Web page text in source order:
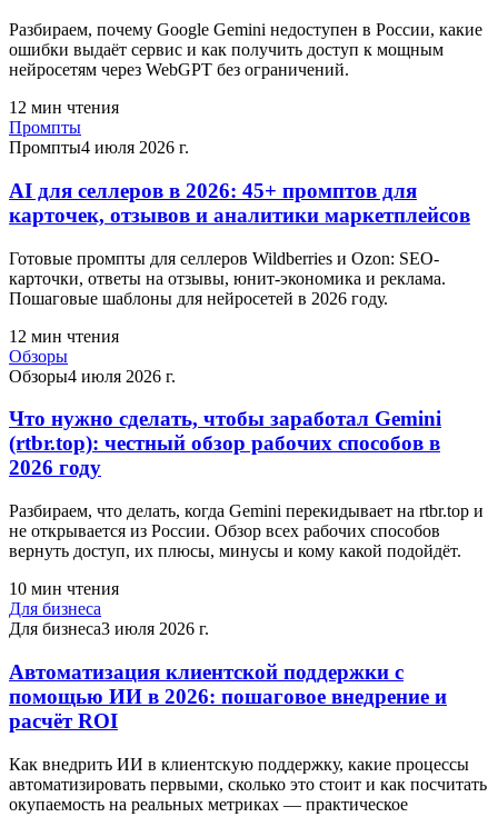
Разбираем, почему Google Gemini недоступен в России, какие
ошибки выдаёт сервис и как получить доступ к мощным
нейросетям через WebGPT без ограничений.
12 мин чтения
Промпты
Промпты4 июля 2026 г.
AI для селлеров в 2026: 45+ промптов для
карточек, отзывов и аналитики маркетплейсов
Готовые промпты для селлеров Wildberries и Ozon: SEO-
карточки, ответы на отзывы, юнит-экономика и реклама.
Пошаговые шаблоны для нейросетей в 2026 году.
12 мин чтения
Обзоры
Обзоры4 июля 2026 г.
Что нужно сделать, чтобы заработал Gemini
(rtbr.top): честный обзор рабочих способов в
2026 году
Разбираем, что делать, когда Gemini перекидывает на rtbr.top и
не открывается из России. Обзор всех рабочих способов
вернуть доступ, их плюсы, минусы и кому какой подойдёт.
10 мин чтения
Для бизнеса
Для бизнеса3 июля 2026 г.
Автоматизация клиентской поддержки с
помощью ИИ в 2026: пошаговое внедрение и
расчёт ROI
Как внедрить ИИ в клиентскую поддержку, какие процессы
автоматизировать первыми, сколько это стоит и как посчитать
окупаемость на реальных метриках — практическое